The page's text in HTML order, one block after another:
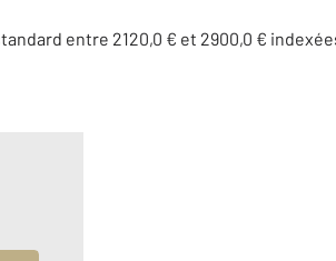
entre 2120,0 € et 2900,0 €